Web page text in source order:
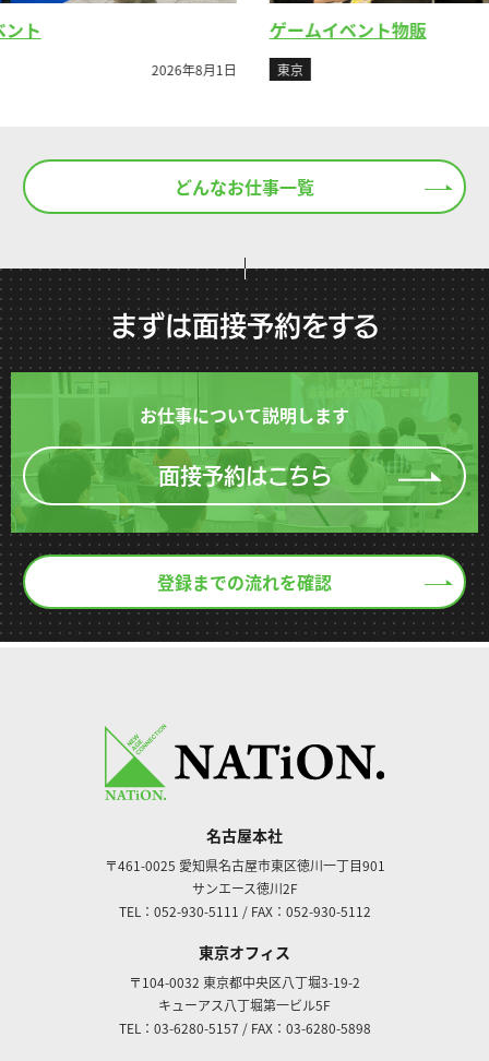
どんなお仕事一覧
まずは面接予約をする
お仕事について説明します
面接予約はこちら
登録までの流れを確認
名古屋本社
〒461-0025 愛知県名古屋市東区徳川一丁目901
サンエース徳川2F
TEL：052-930-5111 / FAX：052-930-5112
東京オフィス
〒104-0032 東京都中央区八丁堀3-19-2
キューアス八丁堀第一ビル5F
TEL：03-6280-5157 / FAX：03-6280-5898